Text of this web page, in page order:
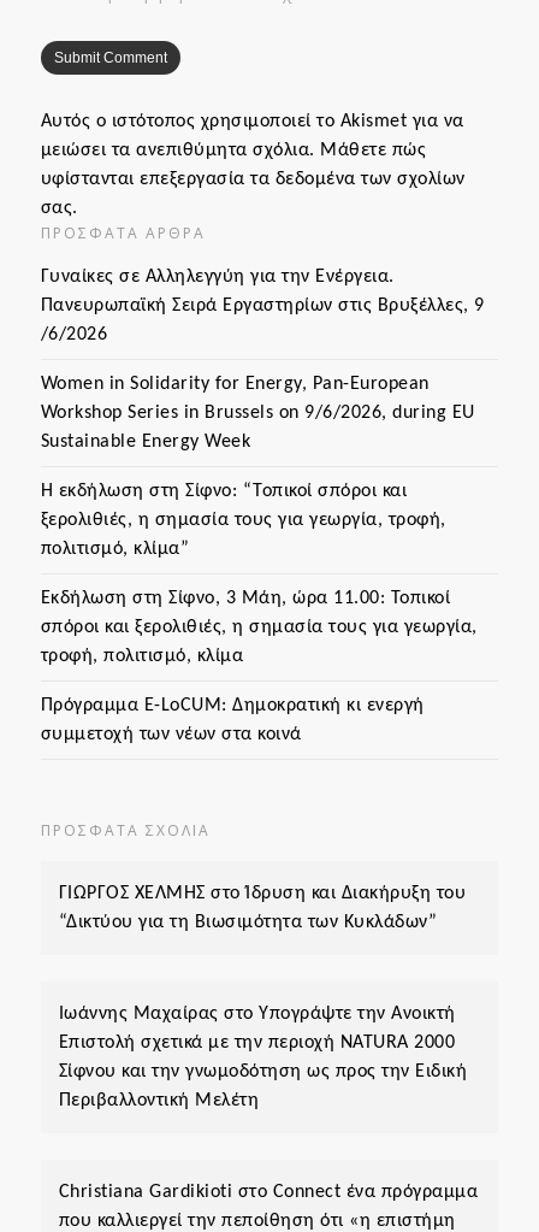
Αυτός ο ιστότοπος χρησιμοποιεί το Akismet για να
μειώσει τα ανεπιθύμητα σχόλια. Μάθετε πώς
υφίστανται επεξεργασία τα δεδομένα των σχολίων
σας.
ΠΡΌΣΦΑΤΑ ΆΡΘΡΑ
Γυναίκες σε Αλληλεγγύη για την Ενέργεια.
Πανευρωπαϊκή Σειρά Εργαστηρίων στις Βρυξέλλες, 9
/6/2026
Women in Solidarity for Energy, Pan-European
Workshop Series in Brussels on 9/6/2026, during EU
Sustainable Energy Week
Η εκδήλωση στη Σίφνο: “Τοπικοί σπόροι και
ξερολιθιές, η σημασία τους για γεωργία, τροφή,
πολιτισμό, κλίμα”
Εκδήλωση στη Σίφνο, 3 Μάη, ώρα 11.00: Τοπικοί
σπόροι και ξερολιθιές, η σημασία τους για γεωργία,
τροφή, πολιτισμό, κλίμα
Πρόγραμμα Ε-LoCUM: Δημοκρατική κι ενεργή
συμμετοχή των νέων στα κοινά
ΠΡΌΣΦΑΤΑ ΣΧΌΛΙΑ
ΓΙΩΡΓΟΣ ΧΕΛΜΗΣ στοΊδρυση και Διακήρυξη του
“Δικτύου για τη Βιωσιμότητα των Κυκλάδων”
Ιωάννης Μαχαίρας στοΥπογράψτε την Ανοικτή
Επιστολή σχετικά με την περιοχή ΝΑΤURA 2000
Σίφνου και την γνωμοδότηση ως προς την Ειδική
Περιβαλλοντική Μελέτη
Christiana Gardikioti στο Connect ένα πρόγραμμα
που καλλιεργεί την πεποίθηση ότι «η επιστήμη